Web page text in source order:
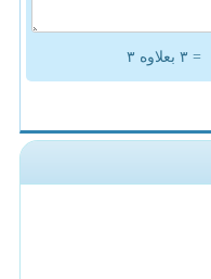
= ۳ بعلاوه ۳